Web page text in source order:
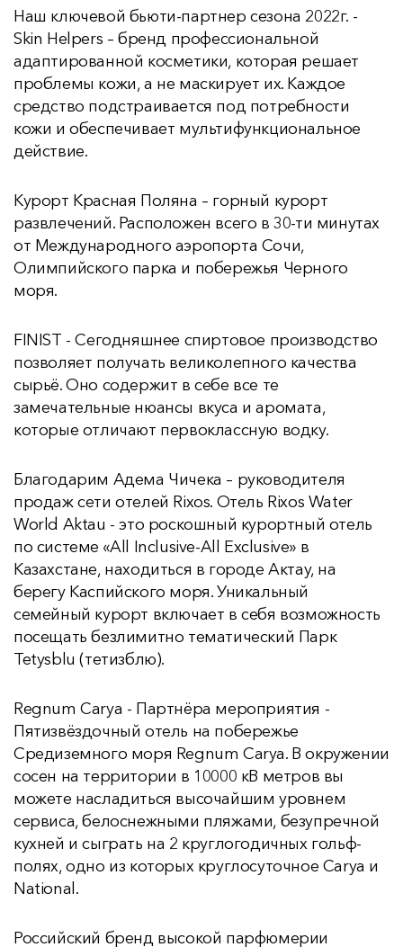
Наш ключевой бьюти-партнер сезона 2022г. -
Skin Helpers – бренд профессиональной
адаптированной косметики, которая решает
проблемы кожи, а не маскирует их. Каждое
средство подстраивается под потребности
кожи и обеспечивает мультифункциональное
действие.
Курорт Красная Поляна – горный курорт
развлечений. Расположен всего в 30-ти минутах
от Международного аэропорта Сочи,
Олимпийского парка и побережья Черного
моря.
FINIST - Сегодняшнее спиртовое производство
позволяет получать великолепного качества
сырьё. Оно содержит в себе все те
замечательные нюансы вкуса и аромата,
которые отличают первоклассную водку.
Благодарим Адема Чичека – руководителя
продаж сети отелей Rixos. Отель Rixos Water
World Aktau - это роскошный курортный отель
по системе «All Inclusive-All Exclusive» в
Казахстане, находиться в городе Актау, на
берегу Каспийского моря. Уникальный
семейный курорт включает в себя возможность
посещать безлимитно тематический Парк
Tetysblu (тетизблю).
Regnum Carya - Партнёра мероприятия -
Пятизвёздочный отель на побережье
Средиземного моря Regnum Carya. В окружении
сосен на территории в 10000 кВ метров вы
можете насладиться высочайшим уровнем
сервиса, белоснежными пляжами, безупречной
кухней и сыграть на 2 круглогодичных гольф-
полях, одно из которых круглосуточное Carya и
National.
Российский бренд высокой парфюмерии